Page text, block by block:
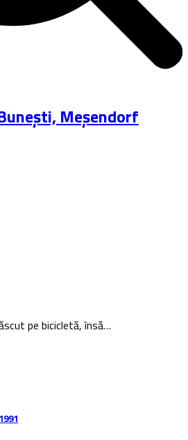
Meşendorf
pe bicicletă, însă…